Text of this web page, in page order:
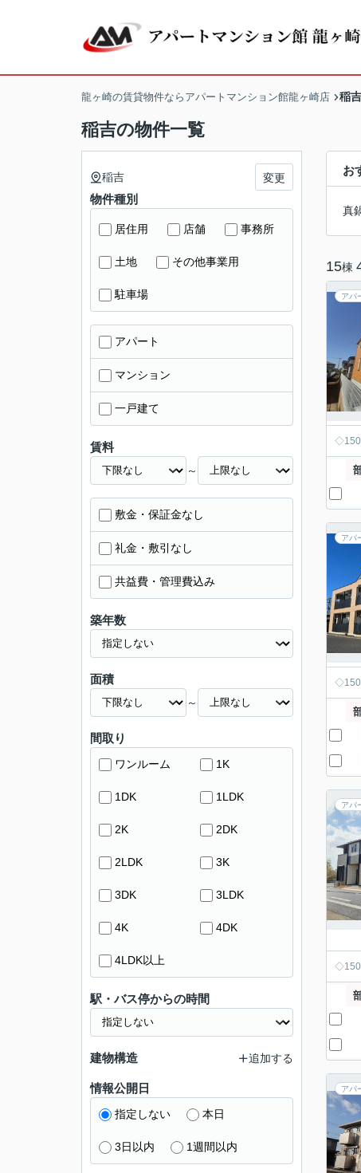
龍ヶ崎の賃貸物件ならアパートマンション館龍ヶ崎店 稲
稲吉の物件一覧
お
真
15棟
アパ
アパ
アパ
アパ
稲吉 変更
物件種別
居住用 店舗 事務所
土地 その他事業用
駐車場
アパート
マンション
一戸建て
賃料
～
敷金・保証金なし
礼金・敷引なし
共益費・管理費込み
築年数
面積
～
間取り
ワンルーム 1K
1DK 1LDK
2K 2DK
2LDK 3K
3DK 3LDK
4K 4DK
4LDK以上
駅・バス停からの時間
建物構造 追加する
情報公開日
指定しない 本日
3日以内 1週間以内